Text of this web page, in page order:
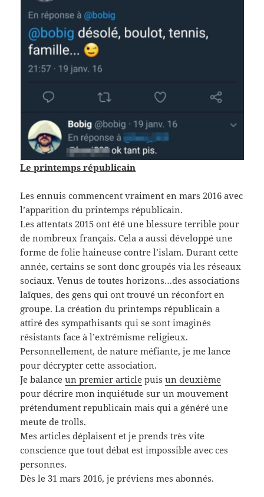
Le printemps républicain
Les ennuis commencent vraiment en mars 2016 avec
l’apparition du printemps républicain.
Les attentats 2015 ont été une blessure terrible pour
de nombreux français. Cela a aussi développé une
forme de folie haineuse contre l’islam. Durant cette
année, certains se sont donc groupés via les réseaux
sociaux. Venus de toutes horizons…des associations
laïques, des gens qui ont trouvé un réconfort en
groupe. La création du printemps républicain a
attiré des sympathisants qui se sont imaginés
résistants face à l’extrémisme religieux.
Personnellement, de nature méfiante, je me lance
pour décrypter cette association.
Je balanceun premier article puisun deuxième
pour décrire mon inquiétude sur un mouvement
prétendument republicain mais qui a généré une
meute de trolls.
Mes articles déplaisent et je prends très vite
conscience que tout débat est impossible avec ces
personnes.
Dès le 31 mars 2016, je préviens mes abonnés.